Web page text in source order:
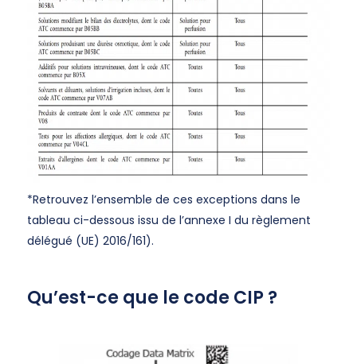
*Retrouvez l’ensemble de ces exceptions dans le
tableau ci-dessous issu de l’annexe I du règlement
délégué (UE) 2016/161).
Qu’est-ce que le code CIP ?